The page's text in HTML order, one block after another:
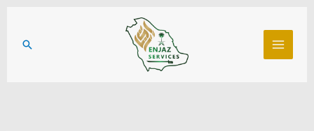
المحتوى
البحث